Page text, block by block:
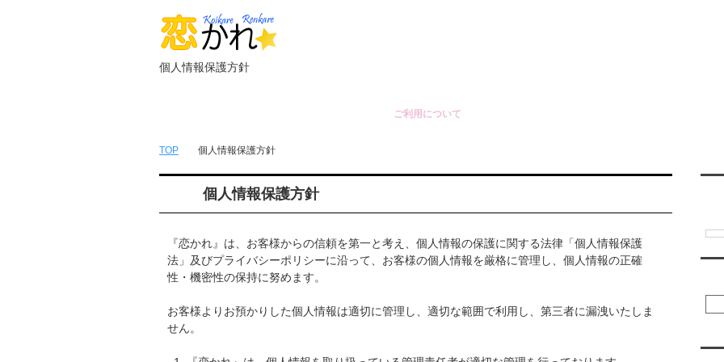
個人情報保護方針
ご利用について
TOP 個人情報保護方針
個人情報保護方針
『恋かれ』は、お客様からの信頼を第一と考え、個人情報の保護に関する法律「個人情報保護
法」及びプライバシーポリシーに沿って、お客様の個人情報を厳格に管理し、個人情報の正確
性・機密性の保持に努めます。
お客様よりお預かりした個人情報は適切に管理し、適切な範囲で利用し、第三者に漏洩いたしま
せん。